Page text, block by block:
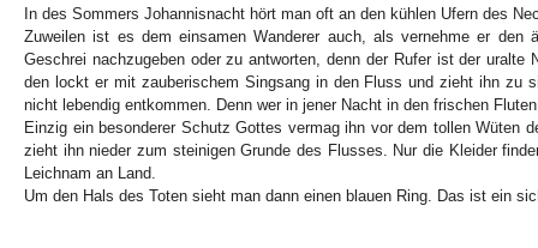
In des Sommers Johannisnacht hört man oft an den kühlen Ufern des
Zuweilen ist es dem einsamen Wanderer auch, als vernehme er
Geschrei nachzugeben oder zu antworten, denn der Rufer ist der
den lockt er mit zauberischem Singsang in den Fluss und zieht ihn
nicht lebendig entkommen. Denn wer in jener Nacht in den frischen
Einzig ein besonderer Schutz Gottes vermag ihn vor dem tollen Wüten
zieht ihn nieder zum steinigen Grunde des Flusses. Nur die Kleider
Leichnam an Land.
Um den Hals des Toten sieht man dann einen blauen Ring. Das ist ein